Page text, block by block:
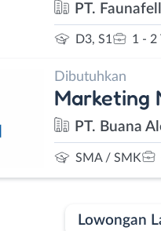
PT.
D3, S1 1 - 2
Dibutuhkan
Marketing
PT. Buana
SMA / SMK
Lowongan